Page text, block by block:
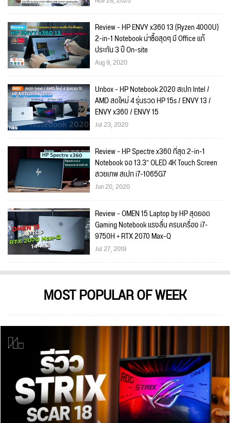
Review - HP ENVY x360 13 (Ryzen 4000U)
2-in-1 Notebook น่าซื้อสุดๆ มี Office แท้
ประกัน 3 ปี On-site
Aug 9, 2020
Unbox - HP Notebook 2020 สเปก Intel /
AMD สดใหม่ 4 รุ่นรวด HP 15s / ENVY 13 /
ENVY x360 / ENVY 15
Jul 23, 2020
Review – HP Spectre x360 ที่สุด 2-in-1
Notebook จอ 13.3″ OLED 4K Touch Screen
สวยเทพ สเปก i7-1065G7
Jun 20, 2020
Review - OMEN 15 Laptop by HP สุดยอด
Gaming Notebook แรงลื่น ครบเครื่อง i7-
9750H + RTX 2070 Max-Q
Jul 27, 2019
MOST POPULAR OF WEEK